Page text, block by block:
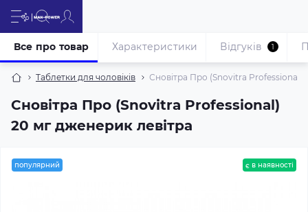
Таблетки для чоловіків Сновітра Про (Snovitra Professional)
Сновітра Про (Snovitra Professional)
20 мг дженерик левітра
Все про товар Характеристики Відгуків 1
популярний є в наявності